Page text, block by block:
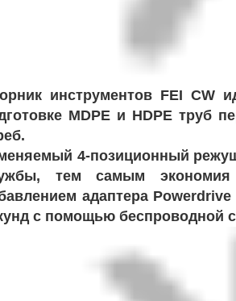
инструментов FEI CW
MDPE и HDPE труб
4-позиционный
тем самым экономия
адаптера
с помощью беспроводной